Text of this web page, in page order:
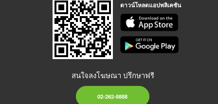
ดาวน์โหลดแอปพลิเคชัน
สนใจลงโฆษณา ปรึกษาฟรี
02-262-8888